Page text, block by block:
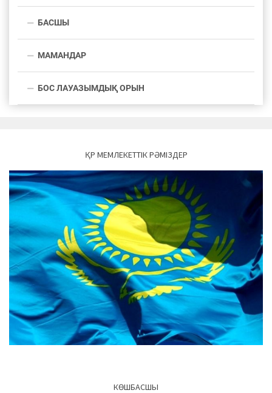
БАСШЫ
МАМАНДАР
БОС ЛАУАЗЫМДЫҚ ОРЫН
ҚР МЕМЛЕКЕТТІК РӘМІЗДЕР
КӨШБАСШЫ